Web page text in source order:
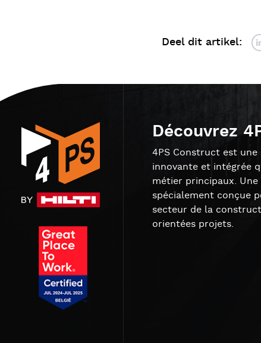
Deel dit artikel:
Découvrez
4PS Construct est
innovante et intégrée
métier principaux.
spécialement conçue
secteur de la
orientées projets.